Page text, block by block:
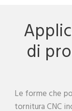
di
Le forme che
tornitura CNC